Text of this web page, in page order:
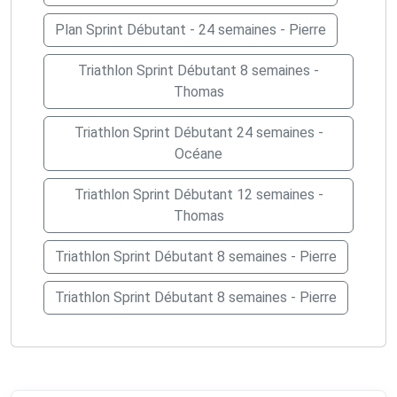
Plan Sprint Débutant - 24 semaines - Pierre
Triathlon Sprint Débutant 8 semaines -
Thomas
Triathlon Sprint Débutant 24 semaines -
Océane
Triathlon Sprint Débutant 12 semaines -
Thomas
Triathlon Sprint Débutant 8 semaines - Pierre
Triathlon Sprint Débutant 8 semaines - Pierre